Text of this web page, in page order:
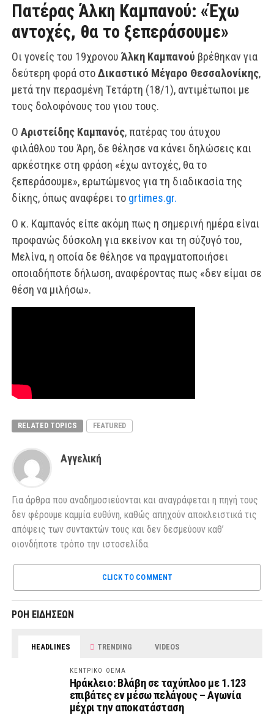
Πατέρας Άλκη Καμπανού: «Έχω
αντοχές, θα το ξεπεράσουμε»
Οι γονείς του 19χρονου Άλκη Καμπανού βρέθηκαν για
δεύτερη φορά στοΔικαστικό Μέγαρο Θεσσαλονίκης,
μετά την περασμένη Τετάρτη (18/1), αντιμέτωποι με
τους δολοφόνους του γιου τους.
Ο Αριστείδης Καμπανός, πατέρας του άτυχου
φιλάθλου του Άρη, δε θέλησε να κάνει δηλώσεις και
αρκέστηκε στη φράση «έχω αντοχές, θα το
ξεπεράσουμε», ερωτώμενος για τη διαδικασία της
δίκης, όπως αναφέρει το grtimes.gr.
Ο κ. Καμπανός είπε ακόμη πως η σημερινή ημέρα είναι
προφανώς δύσκολη για εκείνον και τη σύζυγό του,
Μελίνα, η οποία δε θέλησε να πραγματοποιήσει
οποιαδήποτε δήλωση, αναφέροντας πως «δεν είμαι σε
θέση να μιλήσω».
RELATED TOPICS FEATURED
Αγγελική
Για άρθρα που αναδημοσιεύονται και αναγράφεται η πηγή τους
δεν φέρουμε καμμία ευθύνη, καθώς απηχούν αποκλειστικά τις
απόψεις των συντακτών τους και δεν δεσμεύουν καθ’
οιονδήποτε τρόπο την ιστοσελίδα.
CLICK TO COMMENT
ΡΟΗ ΕΙΔΗΣΕΩΝ
HEADLINES TRENDING VIDEOS
ΚΕΝΤΡΙΚΟ ΘΕΜΑ
Ηράκλειο: Βλάβη σε ταχύπλοο με 1.123
επιβάτες εν μέσω πελάγους – Αγωνία
μέχρι την αποκατάσταση